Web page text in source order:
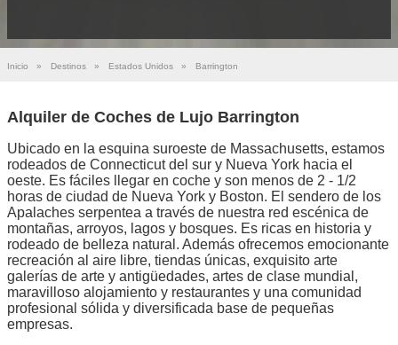
Inicio » Destinos » Estados Unidos » Barrington
Alquiler de Coches de Lujo Barrington
Ubicado en la esquina suroeste de Massachusetts, estamos
rodeados de Connecticut del sur y Nueva York hacia el
oeste. Es fáciles llegar en coche y son menos de 2 - 1/2
horas de ciudad de Nueva York y Boston. El sendero de los
Apalaches serpentea a través de nuestra red escénica de
montañas, arroyos, lagos y bosques. Es ricas en historia y
rodeado de belleza natural. Además ofrecemos emocionante
recreación al aire libre, tiendas únicas, exquisito arte
galerías de arte y antigüedades, artes de clase mundial,
maravilloso alojamiento y restaurantes y una comunidad
profesional sólida y diversificada base de pequeñas
empresas.